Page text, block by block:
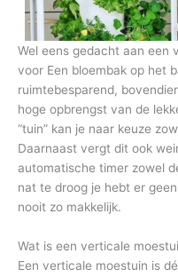
Wel eens gedacht aan een
voor Een bloembak op het
ruimtebesparend,
hoge opbrengst van de
“tuin” kan je naar keuze
Daarnaast vergt dit ook
automatische timer zowel
nat te droog je hebt er
nooit zo makkelijk.
Wat is een verticale
Een verticale moestuin is